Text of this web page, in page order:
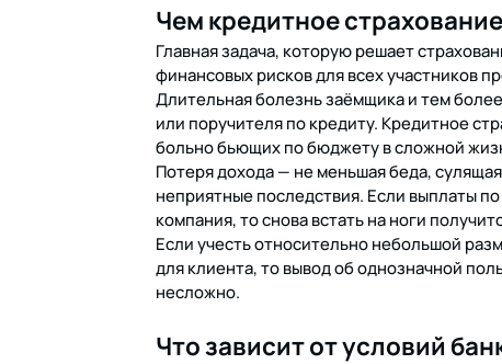
Чем кредитное
Главная задача, которую решает
финансовых рисков для всех участников
Длительная болезнь заёмщика и тем
или поручителя по кредиту. Кредитное
больно бьющих по бюджету в сложной
Потеря дохода — не меньшая беда,
неприятные последствия. Если выплаты
компания, то снова встать на ноги
Если учесть относительно небольшой
для клиента, то вывод об однозначной
несложно.
Что зависит от условий